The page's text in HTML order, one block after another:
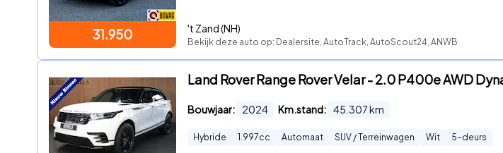
31.950 't Zand (NH)
Bekijk deze auto op: Dealersite, AutoTrack, AutoScout24, ANWB
Land Rover Range Rover Velar - 2.0 P400e AWD
Bouwjaar: 2024 Km.stand: 45.307km
Hybride 1.997cc Automaat SUV / Terreinwagen Wit 5-deurs